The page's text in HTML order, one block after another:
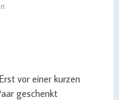
vor einer kurzen
geschenkt